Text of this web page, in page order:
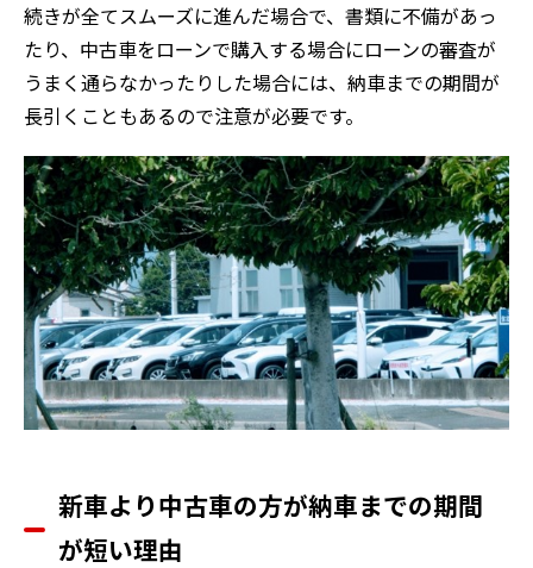
続きが全てスムーズに進んだ場合で、書類に不備があっ
たり、中古車をローンで購入する場合にローンの審査が
うまく通らなかったりした場合には、納車までの期間が
長引くこともあるので注意が必要です。
新車より中古車の方が納車までの期間
が短い理由